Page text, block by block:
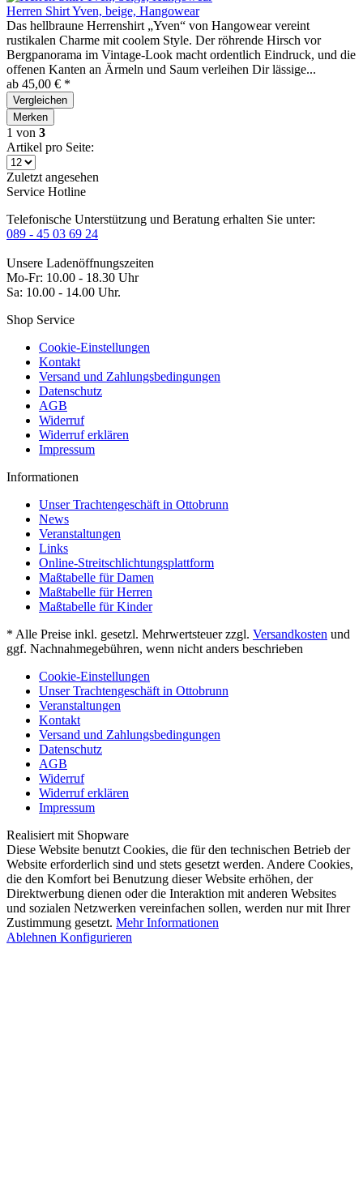
Herren Shirt Yven, beige, Hangowear
Das hellbraune Herrenshirt „Yven“ von Hangowear vereint
rustikalen Charme mit coolem Style. Der röhrende Hirsch vor
Bergpanorama im Vintage-Look macht ordentlich Eindruck, und die
offenen Kanten an Ärmeln und Saum verleihen Dir lässige...
ab 45,00 € *
Vergleichen
Merken
1 von 3
Artikel pro Seite:
Zuletzt angesehen
Service Hotline
Telefonische Unterstützung und Beratung erhalten Sie unter:
089 - 45 03 69 24
Unsere Ladenöffnungszeiten
Mo-Fr: 10.00 - 18.30 Uhr
Sa: 10.00 - 14.00 Uhr.
Shop Service
Cookie-Einstellungen
Kontakt
Versand und Zahlungsbedingungen
Datenschutz
AGB
Widerruf
Widerruf erklären
Impressum
Informationen
Unser Trachtengeschäft in Ottobrunn
News
Veranstaltungen
Links
Online-Streitschlichtungsplattform
Maßtabelle für Damen
Maßtabelle für Herren
Maßtabelle für Kinder
* Alle Preise inkl. gesetzl. Mehrwertsteuer zzgl. Versandkosten und
ggf. Nachnahmegebühren, wenn nicht anders beschrieben
Cookie-Einstellungen
Unser Trachtengeschäft in Ottobrunn
Veranstaltungen
Kontakt
Versand und Zahlungsbedingungen
Datenschutz
AGB
Widerruf
Widerruf erklären
Impressum
Realisiert mit Shopware
Diese Website benutzt Cookies, die für den technischen Betrieb der
Website erforderlich sind und stets gesetzt werden. Andere Cookies,
die den Komfort bei Benutzung dieser Website erhöhen, der
Direktwerbung dienen oder die Interaktion mit anderen Websites
und sozialen Netzwerken vereinfachen sollen, werden nur mit Ihrer
Zustimmung gesetzt. Mehr Informationen
Ablehnen Konfigurieren